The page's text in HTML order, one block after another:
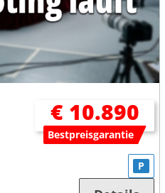
€ 10.890
Bestpreisgarantie
P